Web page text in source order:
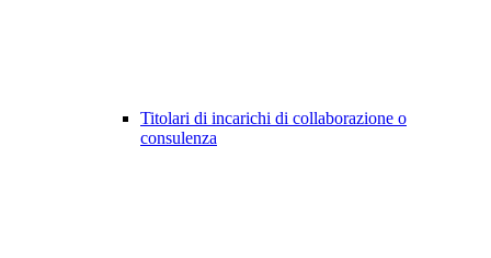
Titolari di incarichi di collaborazione o
consulenza